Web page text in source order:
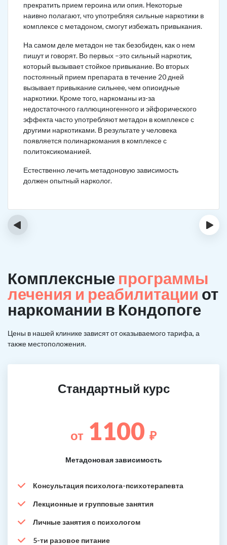
прекратить прием героина или опия. Некоторые
наивно полагают, что употребляя сильные наркотики в
комплексе с метадоном, смогут избежать привыкания.
На самом деле метадон не так безобиден, как о нем
пишут и говорят. Во первых –это сильный наркотик,
который вызывает стойкое привыкание. Во вторых
постоянный прием препарата в течение 20 дней
вызывает привыкание сильнее, чем опиоидные
наркотики. Кроме того, наркоманы из-за
недостаточного галлюциногенного и эйфорического
эффекта часто употребляют метадон в комплексе с
другими наркотиками. В результате у человека
появляется полинаркомания в комплексе с
политоксикоманией.
Естественно лечить метадоновую зависимость
должен опытный нарколог.
‹ ›
Комплексные программы
лечения и реабилитации от
наркомании в Кондопоге
Цены в нашей клинике зависят от оказываемого тарифа, а
также местоположения.
Стандартный курс
от 1100 ₽
Метадоновая зависимость
Консультация психолога-психотерапевта
Лекционные и групповые занятия
Личные занятия с психологом
5-ти разовое питание